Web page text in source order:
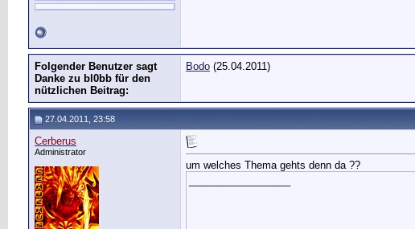
Folgender Benutzer sagt
Danke zu bl0bb für den
nützlichen Beitrag:
Bodo (25.04.2011)
27.04.2011, 23:58
Cerberus
Administrator
um welches Thema gehts denn da ??